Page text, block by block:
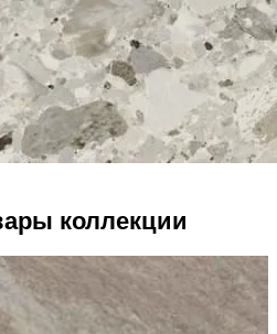
коллекции